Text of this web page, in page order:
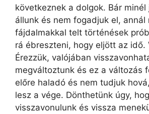
következnek a dolgok. Bár
állunk és nem fogadjuk el, annál
fájdalmakkal telt történések
rá ébreszteni, hogy eljött az idő.
Érezzük, valójában
megváltoztunk és ez a változás
előre haladó és nem tudjuk
lesz a vége. Dönthetünk úgy,
visszavonulunk és vissza